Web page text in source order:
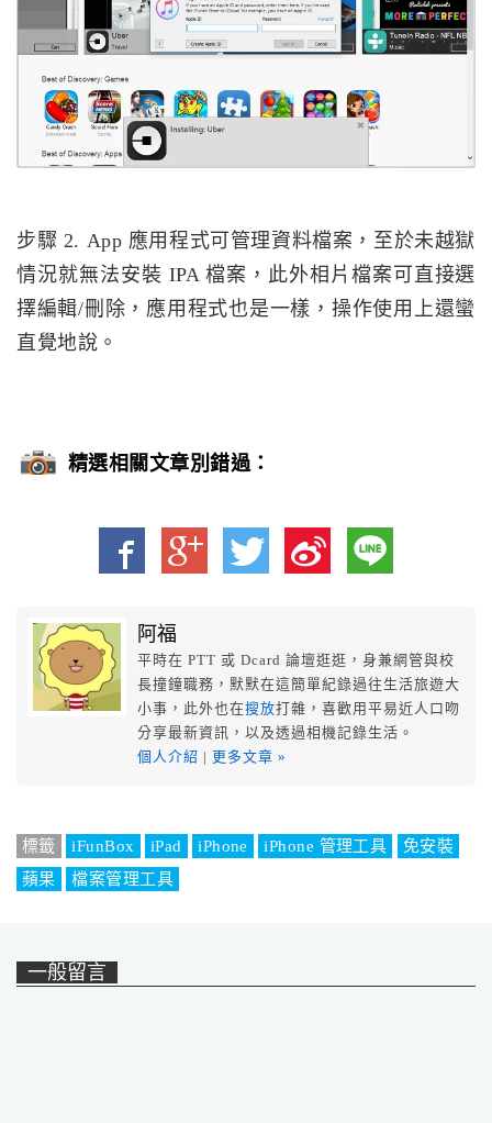
步驟 2. App 應用程式可管理資料檔案，至於未越獄
情況就無法安裝 IPA 檔案，此外相片檔案可直接選
擇編輯/刪除，應用程式也是一樣，操作使用上還蠻
直覺地說。
精選相關文章別錯過：
阿福
平時在 PTT 或 Dcard 論壇逛逛，身兼網管與校
長撞鐘職務，默默在這簡單紀錄過往生活旅遊大
小事，此外也在搜放打雜，喜歡用平易近人口吻
分享最新資訊，以及透過相機記錄生活。
個人介紹 | 更多文章 »
標籤 iFunBox iPad iPhone iPhone 管理工具
免安裝
蘋果
檔案管理工具
一般留言